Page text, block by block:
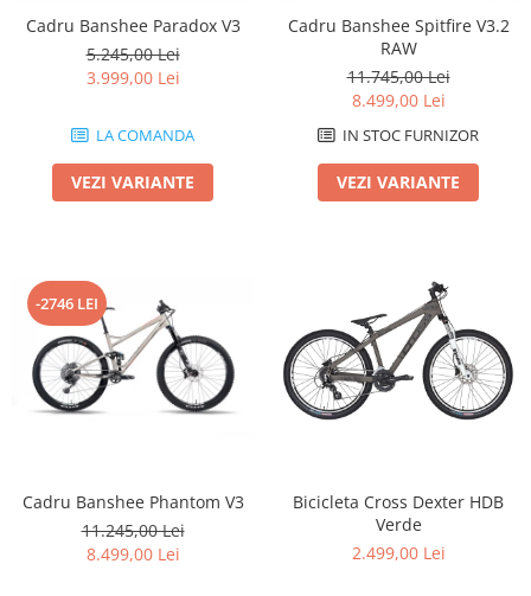
Cadru Banshee Paradox V3
5.245,00 Lei
3.999,00 Lei
LA COMANDA
VEZI VARIANTE
Cadru Banshee Spitfire V3.2
RAW
11.745,00 Lei
8.499,00 Lei
IN STOC FURNIZOR
VEZI VARIANTE
-2746 LEI
Cadru Banshee Phantom V3
11.245,00 Lei
8.499,00 Lei
Bicicleta Cross Dexter HDB
Verde
2.499,00 Lei